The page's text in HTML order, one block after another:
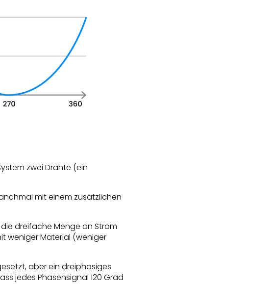
zwei Drähte (ein
mit einem zusätzlichen
dreifache Menge an Strom
weniger Material (weniger
aber ein dreiphasiges
jedes Phasensignal 120 Grad